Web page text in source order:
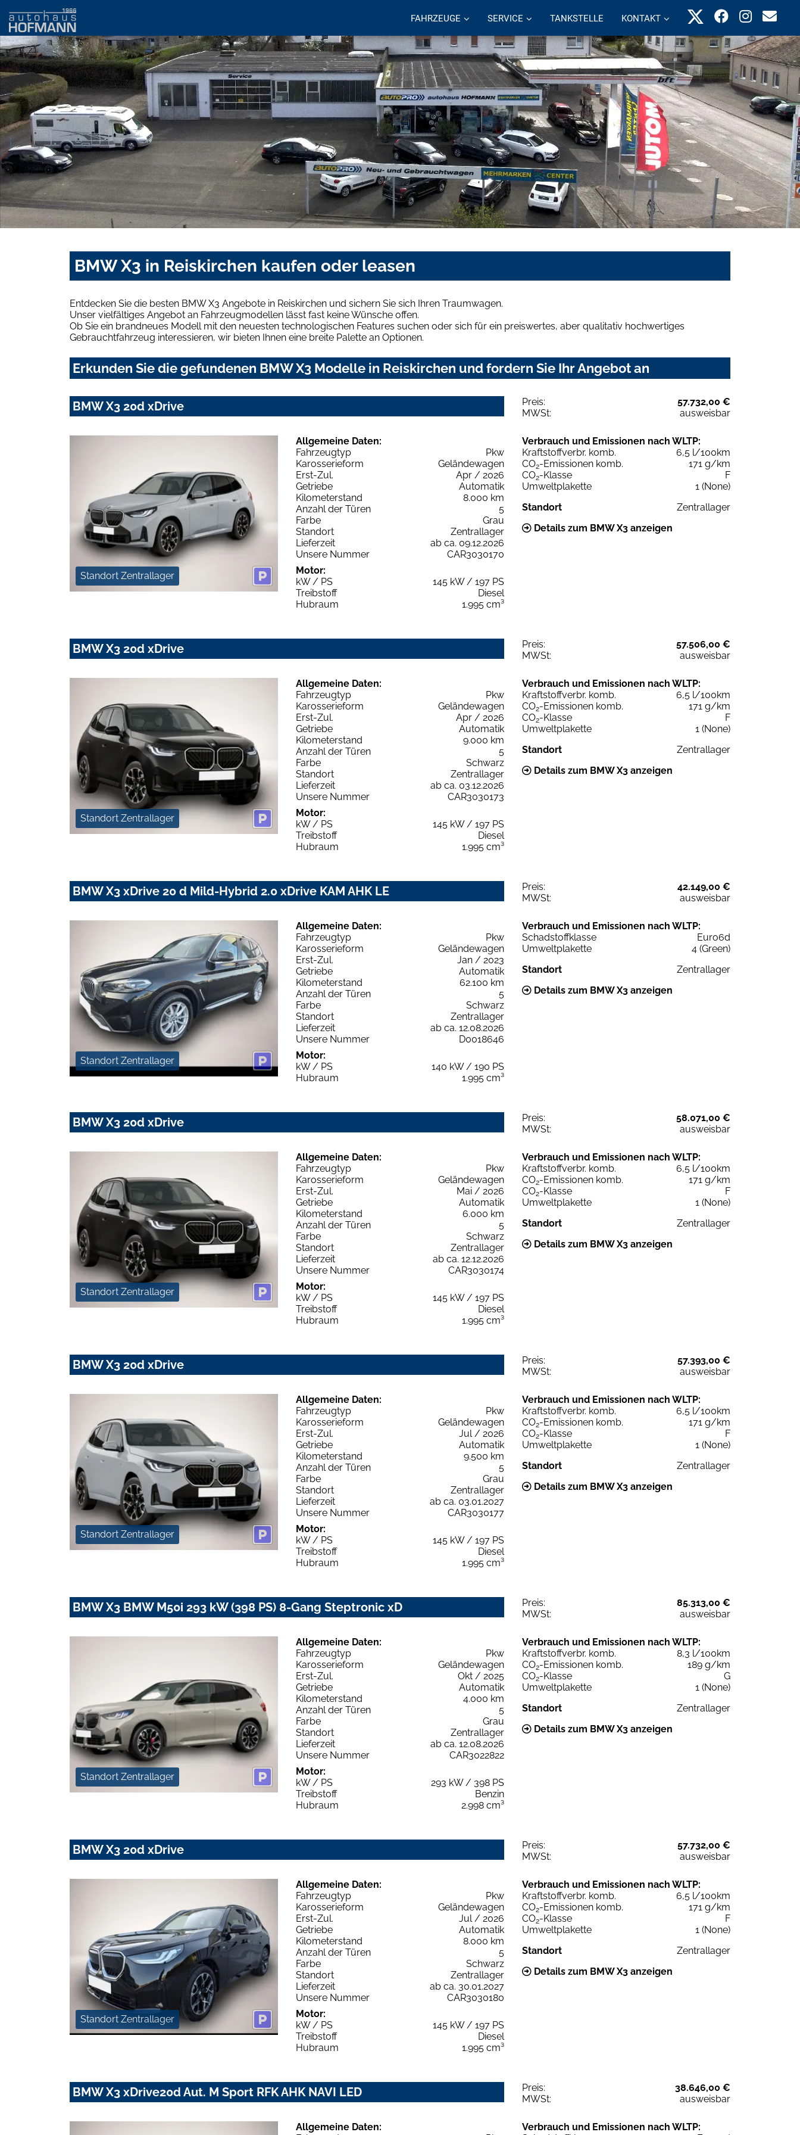
FAHRZEUGE SERVICE TANKSTELLE KONTAKT
BMW X3 in Reiskirchen kaufen oder leasen
Entdecken Sie die besten BMW X3 Angebote in Reiskirchen und sichern Sie sich Ihren Traumwagen.
Unser vielfältiges Angebot an Fahrzeugmodellen lässt fast keine Wünsche offen.
Ob Sie ein brandneues Modell mit den neuesten technologischen Features suchen oder sich für ein preiswertes, aber qualitativ hochwertiges
Gebrauchtfahrzeug interessieren, wir bieten Ihnen eine breite Palette an Optionen.
Erkunden Sie die gefundenen BMW X3 Modelle in Reiskirchen und fordern Sie Ihr Angebot an
BMW X3 20d xDrive Preis:
57.732,00 €
MWSt:
ausweisbar
Standort Zentrallager
Allgemeine Daten:
Fahrzeugtyp
Pkw
Karosserieform
Geländewagen
Erst-Zul.
Apr / 2026
Getriebe
Automatik
Kilometerstand
8.000 km
Anzahl der Türen
5
Farbe
Grau
Standort
Zentrallager
Lieferzeit
ab ca. 09.12.2026
Unsere Nummer
CAR3030170
Motor:
kW / PS
145 kW / 197 PS
Treibstoff
Diesel
Hubraum
1.995 cm³
Verbrauch und Emissionen nach WLTP:
Kraftstoffverbr. komb.
6,5 l/100km
CO2-Emissionen komb.
171 g/km
CO2-Klasse
F
Umweltplakette
1 (None)
Standort
Zentrallager
Details zum BMW X3 anzeigen
BMW X3 20d xDrive Preis:
57.506,00 €
MWSt:
ausweisbar
Standort Zentrallager
Allgemeine Daten:
Fahrzeugtyp
Pkw
Karosserieform
Geländewagen
Erst-Zul.
Apr / 2026
Getriebe
Automatik
Kilometerstand
9.000 km
Anzahl der Türen
5
Farbe
Schwarz
Standort
Zentrallager
Lieferzeit
ab ca. 03.12.2026
Unsere Nummer
CAR3030173
Motor:
kW / PS
145 kW / 197 PS
Treibstoff
Diesel
Hubraum
1.995 cm³
Verbrauch und Emissionen nach WLTP:
Kraftstoffverbr. komb.
6,5 l/100km
CO2-Emissionen komb.
171 g/km
CO2-Klasse
F
Umweltplakette
1 (None)
Standort
Zentrallager
Details zum BMW X3 anzeigen
BMW X3 xDrive 20 d Mild-Hybrid 2.0 xDrive KAM AHK LE Preis:
42.149,00 €
MWSt:
ausweisbar
Standort Zentrallager
Allgemeine Daten:
Fahrzeugtyp
Pkw
Karosserieform
Geländewagen
Erst-Zul.
Jan / 2023
Getriebe
Automatik
Kilometerstand
62.100 km
Anzahl der Türen
5
Farbe
Schwarz
Standort
Zentrallager
Lieferzeit
ab ca. 12.08.2026
Unsere Nummer
D0018646
Motor:
kW / PS
140 kW / 190 PS
Hubraum
1.995 cm³
Verbrauch und Emissionen nach WLTP:
Schadstoffklasse
Euro6d
Umweltplakette
4 (Green)
Standort
Zentrallager
Details zum BMW X3 anzeigen
BMW X3 20d xDrive Preis:
58.071,00 €
MWSt:
ausweisbar
Standort Zentrallager
Allgemeine Daten:
Fahrzeugtyp
Pkw
Karosserieform
Geländewagen
Erst-Zul.
Mai / 2026
Getriebe
Automatik
Kilometerstand
6.000 km
Anzahl der Türen
5
Farbe
Schwarz
Standort
Zentrallager
Lieferzeit
ab ca. 12.12.2026
Unsere Nummer
CAR3030174
Motor:
kW / PS
145 kW / 197 PS
Treibstoff
Diesel
Hubraum
1.995 cm³
Verbrauch und Emissionen nach WLTP:
Kraftstoffverbr. komb.
6,5 l/100km
CO2-Emissionen komb.
171 g/km
CO2-Klasse
F
Umweltplakette
1 (None)
Standort
Zentrallager
Details zum BMW X3 anzeigen
BMW X3 20d xDrive Preis:
57.393,00 €
MWSt:
ausweisbar
Standort Zentrallager
Allgemeine Daten:
Fahrzeugtyp
Pkw
Karosserieform
Geländewagen
Erst-Zul.
Jul / 2026
Getriebe
Automatik
Kilometerstand
9.500 km
Anzahl der Türen
5
Farbe
Grau
Standort
Zentrallager
Lieferzeit
ab ca. 03.01.2027
Unsere Nummer
CAR3030177
Motor:
kW / PS
145 kW / 197 PS
Treibstoff
Diesel
Hubraum
1.995 cm³
Verbrauch und Emissionen nach WLTP:
Kraftstoffverbr. komb.
6,5 l/100km
CO2-Emissionen komb.
171 g/km
CO2-Klasse
F
Umweltplakette
1 (None)
Standort
Zentrallager
Details zum BMW X3 anzeigen
BMW X3 BMW M50i 293 kW (398 PS) 8-Gang Steptronic xD Preis:
85.313,00 €
MWSt:
ausweisbar
Standort Zentrallager
Allgemeine Daten:
Fahrzeugtyp
Pkw
Karosserieform
Geländewagen
Erst-Zul.
Okt / 2025
Getriebe
Automatik
Kilometerstand
4.000 km
Anzahl der Türen
5
Farbe
Grau
Standort
Zentrallager
Lieferzeit
ab ca. 12.08.2026
Unsere Nummer
CAR3022822
Motor:
kW / PS
293 kW / 398 PS
Treibstoff
Benzin
Hubraum
2.998 cm³
Verbrauch und Emissionen nach WLTP:
Kraftstoffverbr. komb.
8,3 l/100km
CO2-Emissionen komb.
189 g/km
CO2-Klasse
G
Umweltplakette
1 (None)
Standort
Zentrallager
Details zum BMW X3 anzeigen
BMW X3 20d xDrive Preis:
57.732,00 €
MWSt:
ausweisbar
Standort Zentrallager
Allgemeine Daten:
Fahrzeugtyp
Pkw
Karosserieform
Geländewagen
Erst-Zul.
Jul / 2026
Getriebe
Automatik
Kilometerstand
8.000 km
Anzahl der Türen
5
Farbe
Schwarz
Standort
Zentrallager
Lieferzeit
ab ca. 30.01.2027
Unsere Nummer
CAR3030180
Motor:
kW / PS
145 kW / 197 PS
Treibstoff
Diesel
Hubraum
1.995 cm³
Verbrauch und Emissionen nach WLTP:
Kraftstoffverbr. komb.
6,5 l/100km
CO2-Emissionen komb.
171 g/km
CO2-Klasse
F
Umweltplakette
1 (None)
Standort
Zentrallager
Details zum BMW X3 anzeigen
BMW X3 xDrive20d Aut. M Sport RFK AHK NAVI LED Preis:
38.646,00 €
MWSt:
ausweisbar
Allgemeine Daten:
Verbrauch und Emissionen nach WLTP: